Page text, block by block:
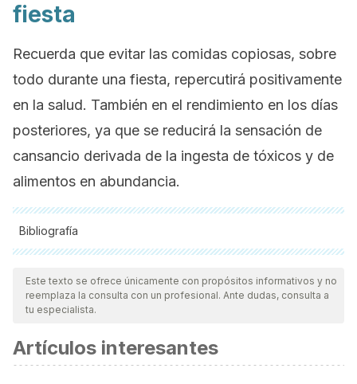
fiesta
Recuerda que evitar las comidas copiosas, sobre
todo durante una fiesta, repercutirá positivamente
en la salud. También en el rendimiento en los días
posteriores, ya que se reducirá la sensación de
cansancio derivada de la ingesta de tóxicos y de
alimentos en abundancia.
Bibliografía
Todas las fuentes citadas fueron revisadas a profundidad por
nuestro equipo, para asegurar su calidad, confiabilidad,
vigencia y validez.La bibliografía de este artículo fue
científica.
Este texto se ofrece únicamente con propósitos informativos y no
reemplaza la consulta con un profesional. Ante dudas, consulta a
tu especialista.
Artículos interesantes